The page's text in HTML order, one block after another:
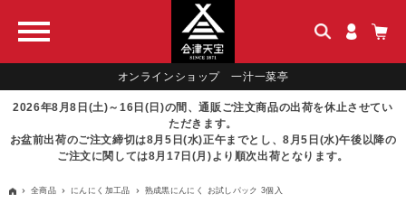
オンラインショップ 一汁一菜亭
2026年8月8日(土)～16日(日)の間、通販ご注文商品の出荷を休止させてい
ただきます。
お盆前出荷のご注文締切は8月5日(水)正午までとし、8月5日(水)午後以降の
ご注文に関しては8月17日(月)より順次出荷となります。
全商品 にんにく加工品 熟成黒にんにく お試しパック 3個入